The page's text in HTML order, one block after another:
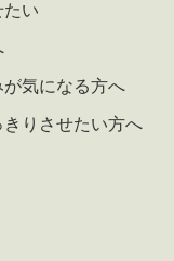
たい
気になる方へ
りさせたい方へ